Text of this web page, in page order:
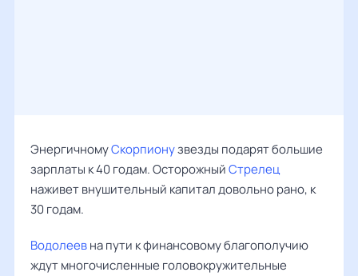
ЭнергичномуСкорпионузвезды подарят большие
зарплаты к 40 годам. ОсторожныйСтрелец
наживет внушительный капитал довольно рано, к
30 годам.
Водолеевна пути к финансовому благополучию
ждут многочисленные головокружительные